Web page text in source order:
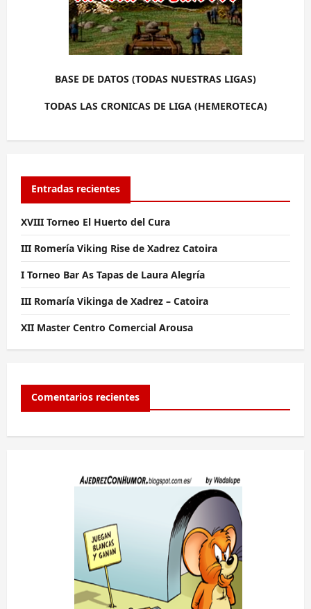
BASE DE DATOS (TODAS NUESTRAS LIGAS)
TODAS LAS CRONICAS DE LIGA (HEMEROTECA)
Entradas recientes
XVIII Torneo El Huerto del Cura
III Romería Viking Rise de Xadrez Catoira
I Torneo Bar As Tapas de Laura Alegría
III Romaría Vikinga de Xadrez – Catoira
XII Master Centro Comercial Arousa
Comentarios recientes